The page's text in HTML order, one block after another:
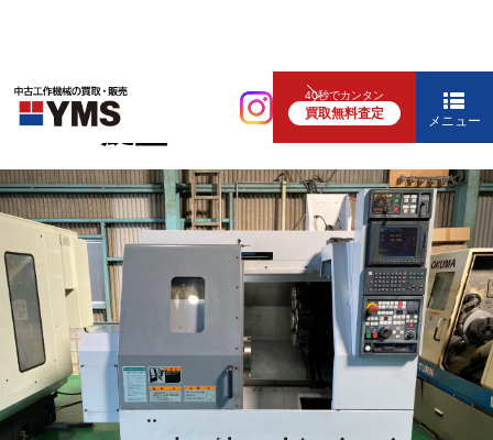
40秒でカンタン
買取無料査定 メニュー
NC旋盤
10″NC旋盤